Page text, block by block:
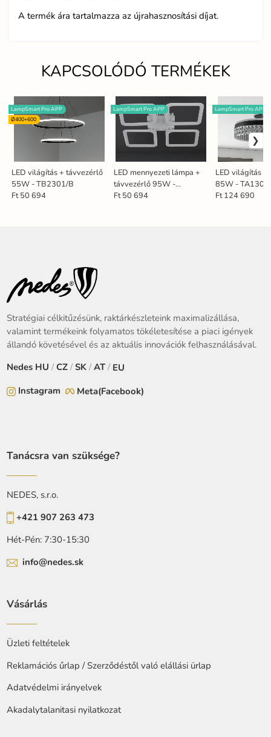
A termék ára tartalmazza az újrahasznosítási díjat.
KAPCSOLÓDÓ TERMÉKEK
LED világítás + távvezérlő
55W - TB2301/B
LampSmart Pro APP
Ø400+600
Ft 50 694
LED mennyezeti lámpa +
távvezérlő 95W -
TB1312/W
LampSmart Pro APP
Ft 50 694
LED világítás
85W -
LampSmart Pro APP
Ft 124 690
Stratégiai célkitűzésünk, raktárkészleteink maximalizállása,
valamint termékeink folyamatos tökéletesítése a piaci igények
állandó követésével és az aktuális innovációk felhasználásával.
Nedes HU /CZ /SK / AT/ EU
Instagram
Meta(Facebook)
Tanácsra van szüksége?
NEDES, s.r.o.
+421 907 263 473
Hét-Pén: 7:30-15:30
info@nedes.sk
Vásárlás
Üzleti feltételek
Reklamációs űrlap / Szerződéstől való elállási ürlap
Adatvédelmi irányelvek
Akadalytalanitasi nyilatkozat